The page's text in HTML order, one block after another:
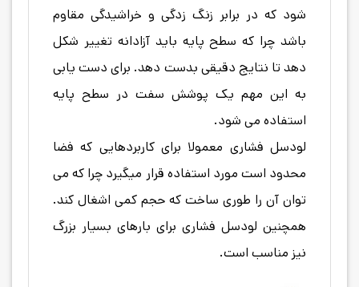
شود که در برابر زنگ زدگی و خراشیدگی مقاوم
باشد چرا که سطح پایه باید آزادانه تغییر شکل
دهد تا نتایج دقیقی بدست دهد. برای دست یابی
به این مهم یک پوشش سفت در سطح پایه
استفاده می شود.
لودسل فشاری معمولا برای کاربردهایی که فضا
محدود است مورد استفاده قرار میگیرد چرا که می
توان آن را طوری ساخت که حجم کمی اشغال کند.
همچنین لودسل فشاری برای بارهای بسیار بزرگ
نیز مناسب است.